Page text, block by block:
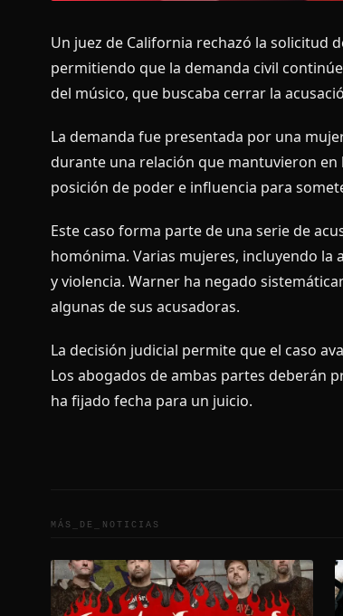
Un juez de California rechazó la solicitud
permitiendo que la demanda civil
del músico, que buscaba cerrar la
La demanda fue presentada por una
durante una relación que mantuvieron en
posición de poder e influencia para
Este caso forma parte de una serie de
homónima. Varias mujeres, incluyendo la
y violencia. Warner ha negado
algunas de sus acusadoras.
La decisión judicial permite que el caso
Los abogados de ambas partes deberán
ha fijado fecha para un juicio.
MÁS_DE_ NOTICIAS